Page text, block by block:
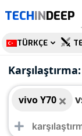
TECHINDEEP
TÜRKÇE
vivo Y70
vivo Y70